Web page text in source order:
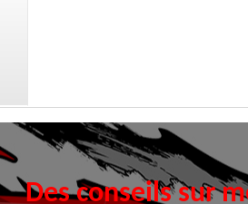
Des conseils sur